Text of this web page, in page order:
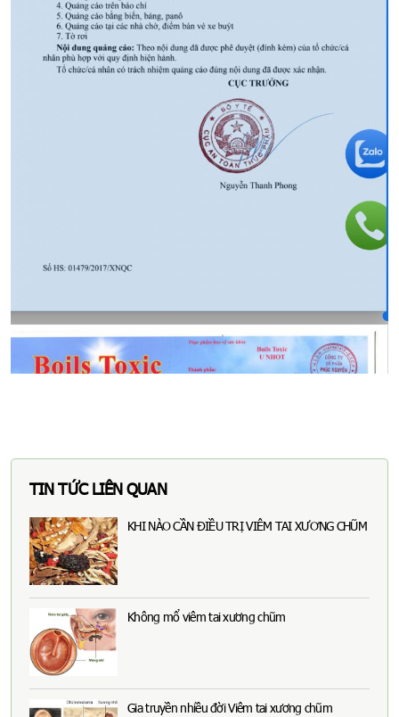
TIN TỨC LIÊN QUAN
KHI NÀO CẦN ĐIỀU TRỊ VIÊM TAI XƯƠNG CHŨM
Không mổ viêm tai xương chũm
Gia truyền nhiều đời Viêm tai xương chũm